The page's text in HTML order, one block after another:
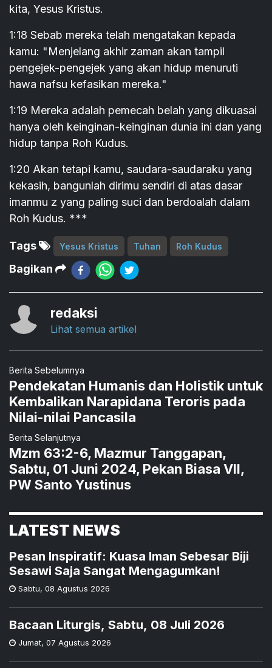
kita, Yesus Kristus.
1:18 Sebab mereka telah mengatakan kepada
kamu: "Menjelang akhir zaman akan tampil
pengejek-pengejek yang akan hidup menuruti
hawa nafsu kefasikan mereka."
1:19 Mereka adalah pemecah belah yang dikuasai
hanya oleh keinginan-keinginan dunia ini dan yang
hidup tanpa Roh Kudus.
1:20 Akan tetapi kamu, saudara-saudaraku yang
kekasih, bangunlah dirimu sendiri di atas dasar
imanmu z yang paling suci dan berdoalah dalam
Roh Kudus. ***
Tags Yesus Kristus Tuhan Roh Kudus
Bagikan
redaksi
Lihat semua artikel
Berita Sebelumnya
Pendekatan Humanis dan Holistik untuk
Kembalikan Narapidana Teroris pada
Nilai-nilai Pancasila
Berita Selanjutnya
Mzm 63:2-6, Mazmur Tanggapan,
Sabtu, 01 Juni 2024, Pekan Biasa VII,
PW Santo Yustinus
LATEST NEWS
Pesan Inspiratif: Kuasa Iman Sebesar Biji
Sesawi Saja Sangat Mengagumkan!
Sabtu, 08 Agustus 2026
Bacaan Liturgis, Sabtu, 08 Juli 2026
Jumat, 07 Agustus 2026